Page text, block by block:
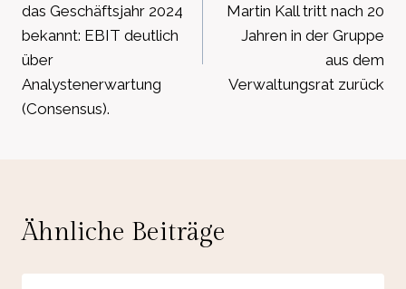
das Geschäftsjahr 2024
bekannt: EBIT deutlich
über
Analystenerwartung
(Consensus).
Martin Kall tritt nach 20
Jahren in der Gruppe
aus dem
Verwaltungsrat zurück
Ähnliche Beiträge